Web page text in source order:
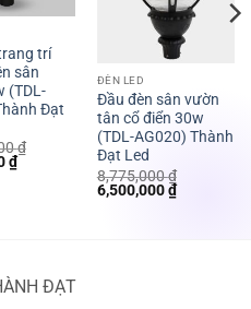
trí
sân
(TDL-
Đạt
₫
₫Giá
hiện
ĐÈN LED
Đầu đèn sân vườn
tân cổ điển 30w
(TDL-AG020) Thành
Đạt Led
8,775,000₫
Giá
gốc
6,500,000₫Giá
hiện
ĐẠT